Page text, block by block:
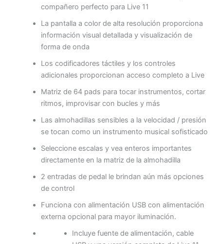
compañero perfecto para Live 11
La pantalla a color de alta resolución proporciona
información visual detallada y visualización de
forma de onda
Los codificadores táctiles y los controles
adicionales proporcionan acceso completo a Live
Matriz de 64 pads para tocar instrumentos, cortar
ritmos, improvisar con bucles y más
Las almohadillas sensibles a la velocidad / presión
se tocan como un instrumento musical sofisticado
Seleccione escalas y vea enteros importantes
directamente en la matriz de la almohadilla
2 entradas de pedal le brindan aún más opciones
de control
Funciona con alimentación USB con alimentación
externa opcional para mayor iluminación.
Incluye fuente de alimentación, cable